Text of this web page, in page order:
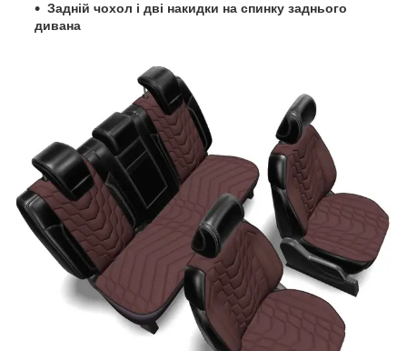
Задній чохол і дві накидки на спинку заднього
дивана